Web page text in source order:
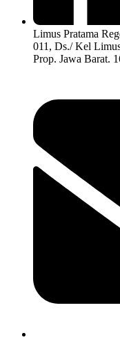
Limus Pratama
011, Ds./ Kel
Prop. Jawa Barat.